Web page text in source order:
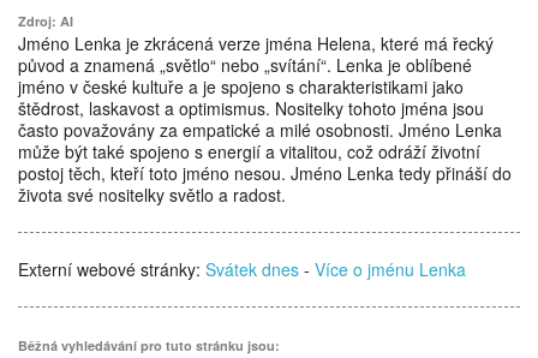
Zdroj: AI
Jméno Lenka je zkrácená verze jména Helena, které má řecký
původ a znamená „světlo“ nebo „svítání“. Lenka je oblíbené
jméno v české kultuře a je spojeno s charakteristikami jako
štědrost, laskavost a optimismus. Nositelky tohoto jména jsou
často považovány za empatické a milé osobnosti. Jméno Lenka
může být také spojeno s energií a vitalitou, což odráží životní
postoj těch, kteří toto jméno nesou. Jméno Lenka tedy přináší do
života své nositelky světlo a radost.
Externí webové stránky: Svátek dnes - Více o jménu Lenka
Běžná vyhledávání pro tuto stránku jsou: